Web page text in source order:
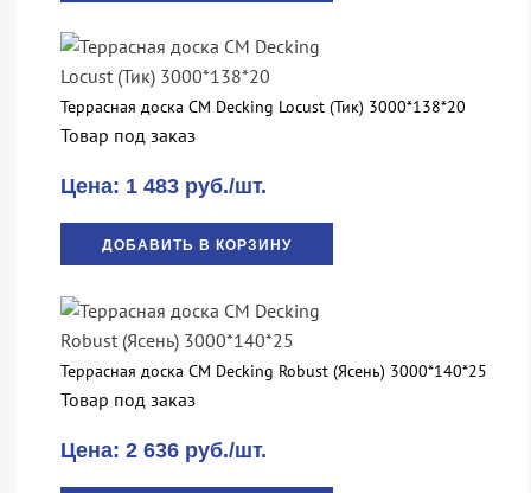
Террасная доска CM Decking Locust (Тик) 3000*138*20
Товар под заказ
Цена: 1 483 руб./шт.
ДОБАВИТЬ В КОРЗИНУ
Террасная доска CM Decking Robust (Ясень) 3000*140*25
Товар под заказ
Цена: 2 636 руб./шт.